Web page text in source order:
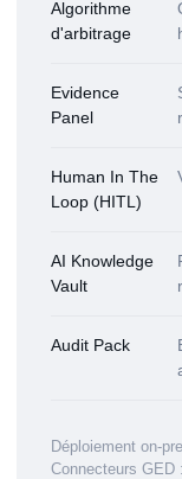
Algorithme
d'arbitrage
Evidence
Panel
Human In The
Loop (HITL)
AI Knowledge
Vault
Audit Pack
Déploiement on-
Connecteurs GED